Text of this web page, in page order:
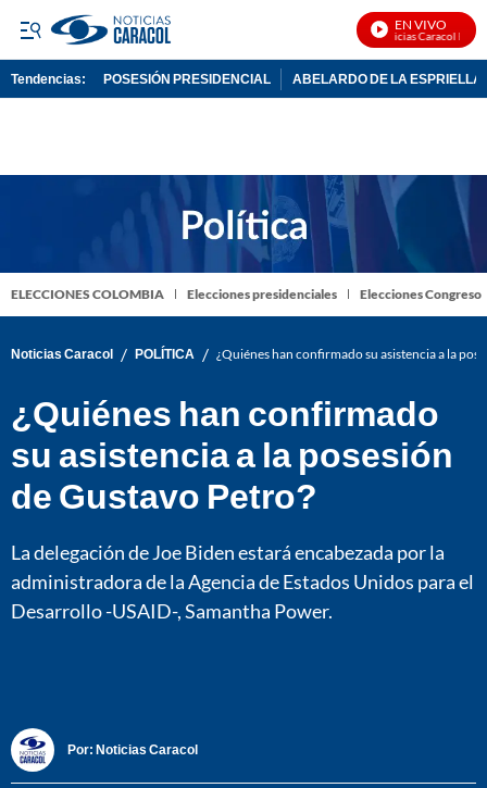
EN VIVO
Noticias Caracol En
Tendencias: POSESIÓN PRESIDENCIAL ABELARDO DE LA ESPRIELLA
ELECCIONES COLOMBIA Elecciones presidenciales Elecciones Congreso
Noticias Caracol / POLÍTICA / ¿Quiénes han confirmado su asistencia a la
¿Quiénes han confirmado
su asistencia a la posesión
de Gustavo Petro?
La delegación de Joe Biden estará encabezada por la
administradora de la Agencia de Estados Unidos para el
Desarrollo -USAID-, Samantha Power.
Por: Noticias Caracol